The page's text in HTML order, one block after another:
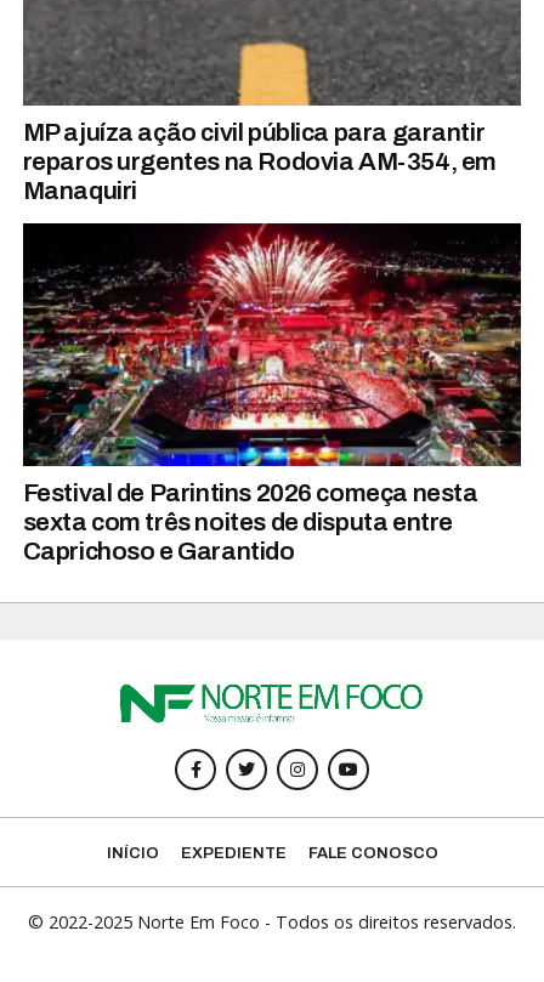
MP ajuíza ação civil pública para garantir
reparos urgentes na Rodovia AM-354, em
Manaquiri
Festival de Parintins 2026 começa nesta
sexta com três noites de disputa entre
Caprichoso e Garantido
INÍCIO EXPEDIENTE FALE CONOSCO
© 2022-2025 Norte Em Foco - Todos os direitos reservados.